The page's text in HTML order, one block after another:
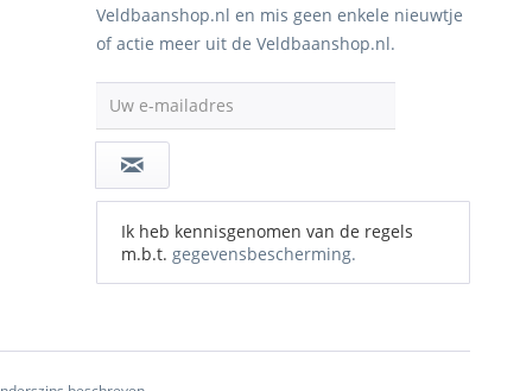
Veldbaanshop.nl en mis geen enkele nieuwtje
of actie meer uit de Veldbaanshop.nl.
Uw e-mailadres
Ik heb kennisgenomen van de regels
m.b.t. gegevensbescherming.